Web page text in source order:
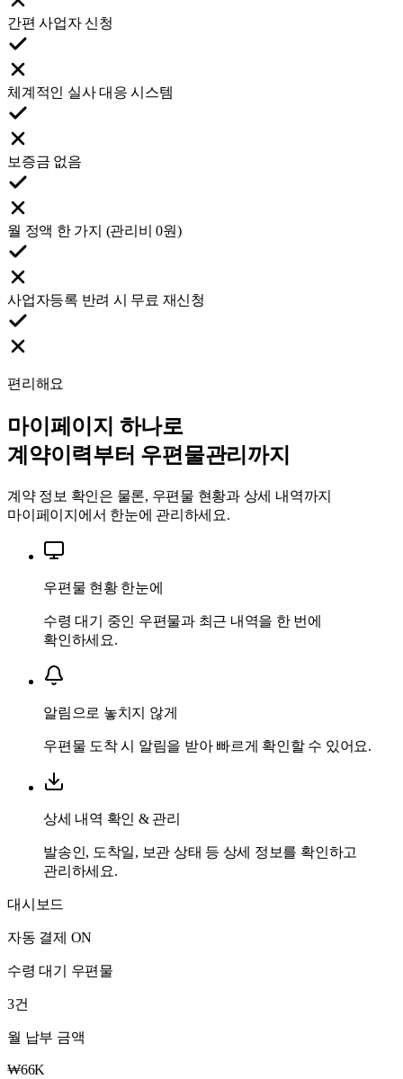
간편 사업자 신청
체계적인 실사 대응 시스템
보증금 없음
월 정액 한 가지 (관리비 0원)
사업자등록 반려 시 무료 재신청
편리해요
마이페이지 하나로
계약이력부터 우편물관리까지
계약 정보 확인은 물론, 우편물 현황과 상세 내역까지
마이페이지에서 한눈에 관리하세요.
우편물 현황 한눈에
수령 대기 중인 우편물과 최근 내역을 한 번에
확인하세요.
알림으로 놓치지 않게
우편물 도착 시 알림을 받아 빠르게 확인할 수 있어요.
상세 내역 확인 & 관리
발송인, 도착일, 보관 상태 등 상세 정보를 확인하고
관리하세요.
대시보드
자동 결제 ON
수령 대기 우편물
3건
월 납부 금액
₩66K